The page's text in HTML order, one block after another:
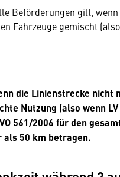
Beförderungen gilt,
Fahrzeuge gemischt
die Linienstrecke
Nutzung (also wenn
561/2006 für den
als 50 km betragen.